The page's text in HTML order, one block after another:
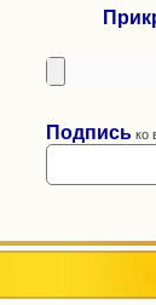
Подпись ко